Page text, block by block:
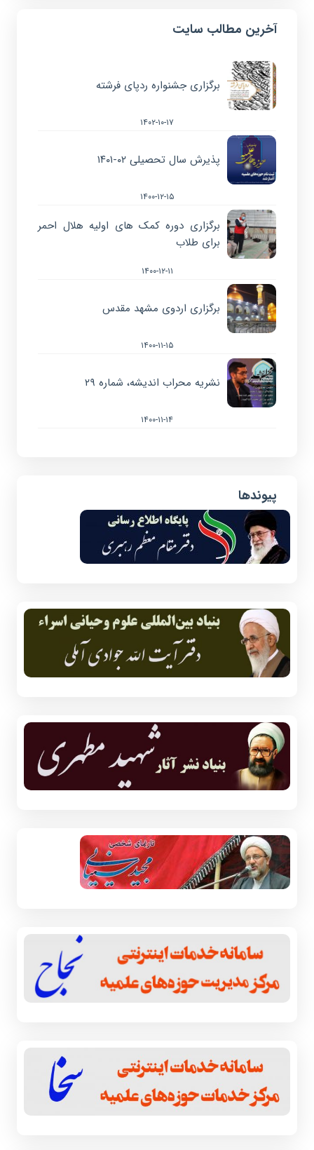
آخرین مطالب سایت
برگزاری جشنواره ردپای فرشته
۱۴۰۲-۱۰-۱۷
پذیرش سال تحصیلی ۰۲-۱۴۰۱
۱۴۰۰-۱۲-۱۵
برگزاری دوره کمک های اولیه هلال احمر
برای طلاب
۱۴۰۰-۱۲-۱۱
برگزاری اردوی مشهد مقدس
۱۴۰۰-۱۱-۱۵
نشریه محراب اندیشه، شماره ۲۹
۱۴۰۰-۱۱-۱۴
پیوندها